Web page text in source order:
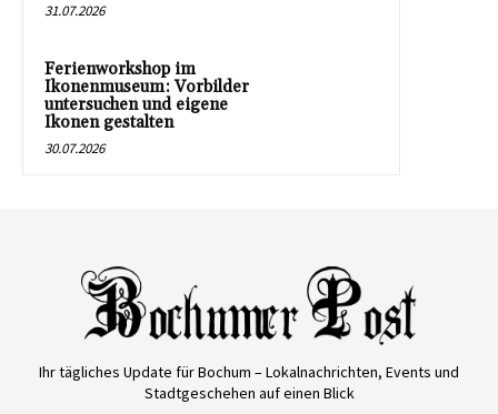
31.07.2026
Ferienworkshop im
Ikonenmuseum: Vorbilder
untersuchen und eigene
Ikonen gestalten
30.07.2026
Ihr tägliches Update für Bochum – Lokalnachrichten, Events und
Stadtgeschehen auf einen Blick